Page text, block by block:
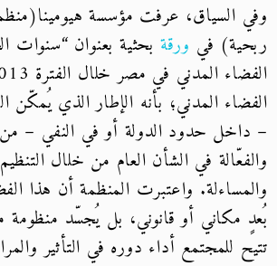
وفي السياق، عرفت مؤسسة
ربحية) في ورقة بحثية بعنوان
الفضاء المدني؛ بأنه الإطار الذي يُمكّن
– داخل حدود الدولة أو في النفي – من
والفعّالة في الشأن العام من خلال التنظيم
والمساءلة. واعتبرت المنظمة أن هذا
بُعدٍ مكاني أو قانوني، بل يُجسّد منظومة
تتيح للمجتمع أداء دوره في التأثير